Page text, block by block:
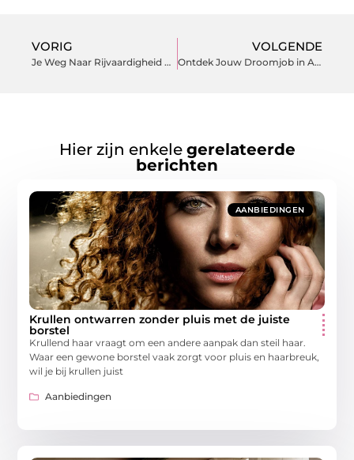
VORIG
Je Weg Naar Rijvaardigheid Met De Beste Autorijschool in Hengelo
VOLGENDE
Ontdek Jouw Droomjob in Alphen aan den Rijn
Hier zijn enkele gerelateerde
berichten
AANBIEDINGEN
Krullen ontwarren zonder pluis met de juiste
borstel
Krullend haar vraagt om een andere aanpak dan steil haar.
Waar een gewone borstel vaak zorgt voor pluis en haarbreuk,
wil je bij krullen juist
Aanbiedingen